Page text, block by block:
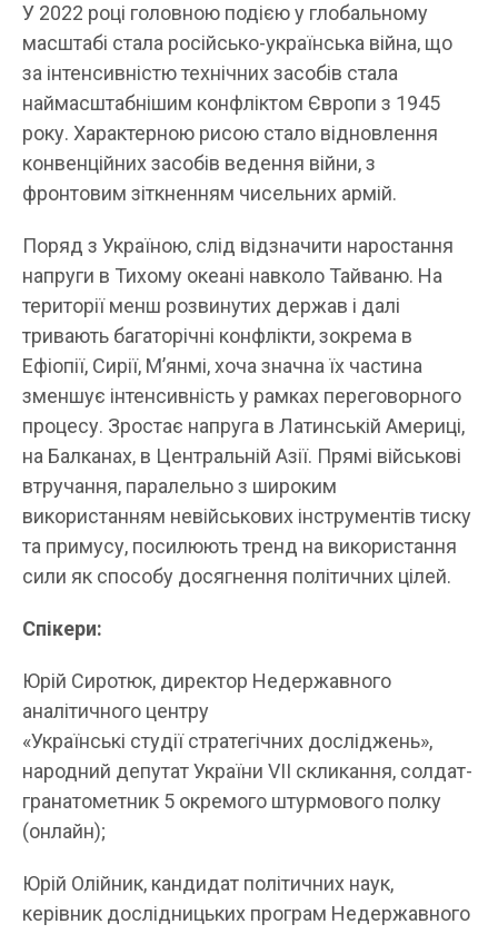
У 2022 році головною подією у глобальному
масштабі стала російсько-українська війна, що
за інтенсивністю технічних засобів стала
наймасштабнішим конфліктом Європи з 1945
року. Характерною рисою стало відновлення
конвенційних засобів ведення війни, з
фронтовим зіткненням чисельних армій.
Поряд з Україною, слід відзначити наростання
напруги в Тихому океані навколо Тайваню. На
території менш розвинутих держав і далі
тривають багаторічні конфлікти, зокрема в
Ефіопії, Сирії, М’янмі, хоча значна їх частина
зменшує інтенсивність у рамках переговорного
процесу. Зростає напруга в Латинській Америці,
на Балканах, в Центральній Азії. Прямі військові
втручання, паралельно з широким
використанням невійськових інструментів тиску
та примусу, посилюють тренд на використання
сили як способу досягнення політичних цілей.
Спікери:
Юрій Сиротюк, директор Недержавного
аналітичного центру
«Українські студії стратегічних досліджень»,
народний депутат України VII скликання, солдат-
гранатометник 5 окремого штурмового полку
(онлайн);
Юрій Олійник, кандидат політичних наук,
керівник дослідницьких програм Недержавного